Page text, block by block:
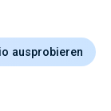
ausprobieren